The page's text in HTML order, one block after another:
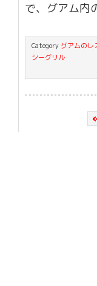
で、グアム内
Category グアムのレ
シーグリル